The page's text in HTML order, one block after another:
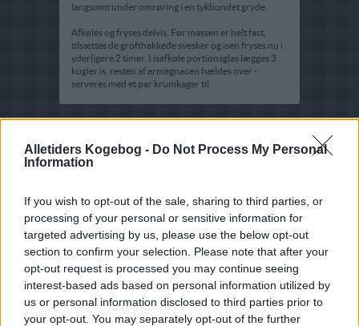
Alletiders Kogebog - Do Not Process My Personal
Information
If you wish to opt-out of the sale, sharing to third parties, or
processing of your personal or sensitive information for
targeted advertising by us, please use the below opt-out
section to confirm your selection. Please note that after your
opt-out request is processed you may continue seeing
interest-based ads based on personal information utilized by
us or personal information disclosed to third parties prior to
your opt-out. You may separately opt-out of the further
langsomt under omrøring i en tykbundet gryde.
Afkøles og fryses delvis. Før massen er helt fast,
tilsættes de grofthakkede svesker og isen fryses nu i
yderligere 2 timer. I isafkøle portionsglas lægges 3
kugler is, resten af armagnacen hældes over -
serveres med et par krumkager til.